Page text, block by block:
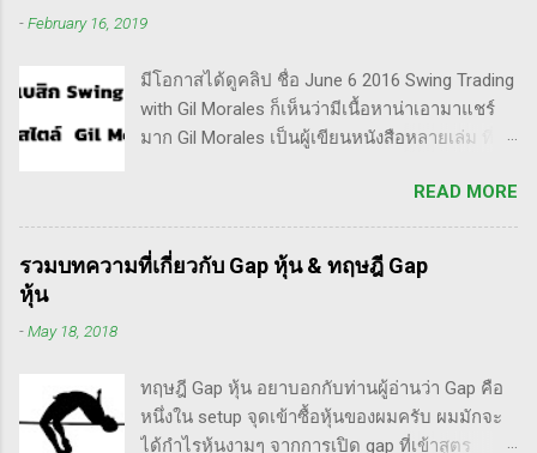
ราคาร่วงถึง 10% ก็ต้องตัดขาดทุนตามระบบแล้ว
เขามองระยะยาว ไม่สนใจต่อความผันผวนของ
ราคาในระยะสั้น อย่างวอเรน บัฟเฟต์ บอกว่า "คุณ
ไม่ควรอยู่ในตลาดหุ้น นอกเสียจากจะสามารถนั่ง
ตระหนก" ดังนั้น invester นั้น จะไม่ตระหนกเมื่อ
ราคาหุ้นร่วงทำให้เขาต้องขาดทุนไปแค่ 10% เอง
แต่ trader ทนไม่ได้แล้ว ต้องทำอะไรสักอย่าง
แรกซื้อหุ้น เพราะต้องการเล่นแบบเทรดเดิ้ง คือ
ซื้อมาขายไปในกรอบเวลาหนึ...
-February 16, 2019
มีโอกาสได้ดูคลิป ชื่อ June 6 2016 Swing Trading
with Gil Morales ก็เห็นว่ามีเนื้อหาน่าเอามาแชร์
มาก Gil Morales เป็นผู้เขียนหนังสือหลายเล่ม ที่ดัๆ
นานก็คือชื่อ "Trade Like an O'Neil Disciple: How
We Made Over 18,000% in the Stock Market" ที่
เขียนร่วมกับ Dr.Chris Kacher อีกเล่มก็คือ In The
Trading Cockpit with the O'Neil Disciples:
Money Selling Stocks Short อีกด้วย ผมเองก็เคย
แปลงานของแกแบบมั่วๆ หลายเรื่องด้วยกันนะ
READ MORE
รวมบทความที่เกี่ยวกับ Gap หุ้น & ทฤษฎี Gap
หุ้น
-May 18, 2018
ทฤษฎี Gap หุ้น อยาบอกกับท่านผู้อ่านว่า Gap คือ
หนึ่งใน setup จุดเข้าซื้อหุ้นของผมครับ ผมมักจะ
ได้กำไรหุ้นงามๆ จากการเปิด gap ที่เข้าสูตร